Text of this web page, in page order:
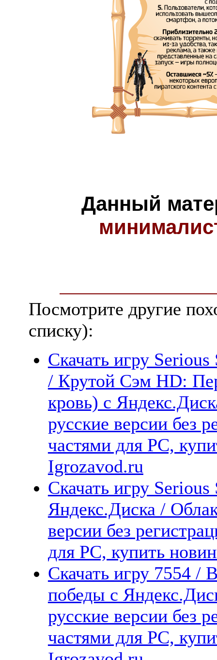
Данный
Посмотрите другие
списку):
Скачать игру
/ Крутой Сэм HD:
кровь) с
русские версии без
частями для PC,
Igrozavod.ru
Скачать игру
Яндекс.Диска /
версии без
для PC, купить
Скачать игру 7554 /
победы с
русские версии без
частями для PC,